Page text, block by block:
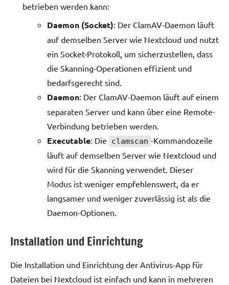
betrieben werden kann:
Daemon (Socket): Der ClamAV-Daemon läuft
auf demselben Server wie Nextcloud und nutzt
ein Socket-Protokoll, um sicherzustellen, dass
die Skanning-Operationen effizient und
bedarfsgerecht sind.
Daemon: Der ClamAV-Daemon läuft auf einem
separaten Server und kann über eine Remote-
Verbindung betrieben werden.
Executable: Die clamscan -Kommandozeile
läuft auf demselben Server wie Nextcloud und
wird für die Skanning verwendet. Dieser
Modus ist weniger empfehlenswert, da er
langsamer und weniger zuverlässig ist als die
Daemon-Optionen.
Installation und Einrichtung
Die Installation und Einrichtung der Antivirus-App für
Dateien bei Nextcloud ist einfach und kann in mehreren